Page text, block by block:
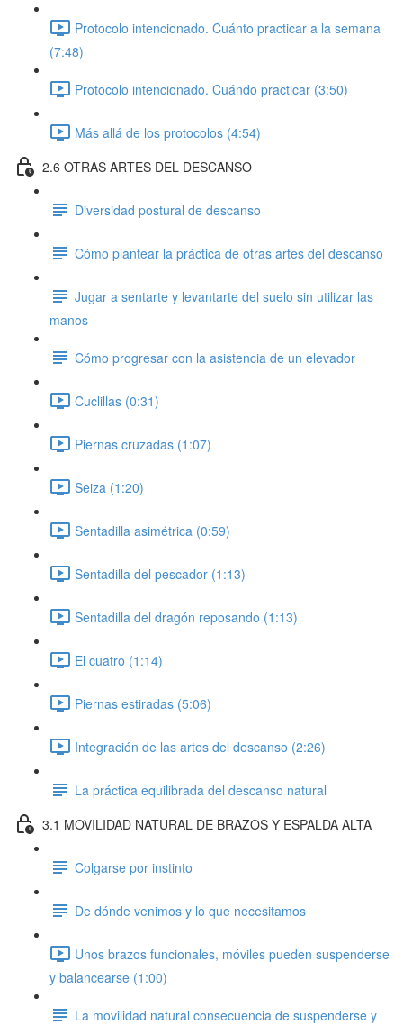
Protocolo intencionado. Cuánto practicar a la semana
(7:48)
Protocolo intencionado. Cuándo practicar (3:50)
Más allá de los protocolos (4:54)
2.6 OTRAS ARTES DEL DESCANSO
Diversidad postural de descanso
Cómo plantear la práctica de otras artes del descanso
Jugar a sentarte y levantarte del suelo sin utilizar las
manos
Cómo progresar con la asistencia de un elevador
Cuclillas (0:31)
Piernas cruzadas (1:07)
Seiza (1:20)
Sentadilla asimétrica (0:59)
Sentadilla del pescador (1:13)
Sentadilla del dragón reposando (1:13)
El cuatro (1:14)
Piernas estiradas (5:06)
Integración de las artes del descanso (2:26)
La práctica equilibrada del descanso natural
3.1 MOVILIDAD NATURAL DE BRAZOS Y ESPALDA ALTA
Colgarse por instinto
De dónde venimos y lo que necesitamos
Unos brazos funcionales, móviles pueden suspenderse
y balancearse (1:00)
La movilidad natural consecuencia de suspenderse y